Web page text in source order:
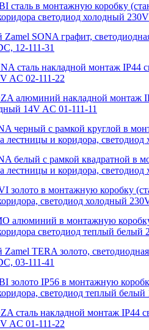
сталь в монтажную коробку
светодиод холодный
SONA графит,
12-111-31
сталь накладной монтаж IP44
AC 02-111-22
алюминий накладной монтаж
14V AC 01-111-11
черный с рамкой круглой в
лестницы и коридора,
белый с рамкой квадратной в
лестницы и коридора,
золото в монтажную коробку
светодиод холодный
алюминий в монтажную
светодиод теплый белый
TERA золото,
03-111-41
золото IP56 в монтажную
светодиод теплый
сталь накладной монтаж IP44
AC 01-111-22